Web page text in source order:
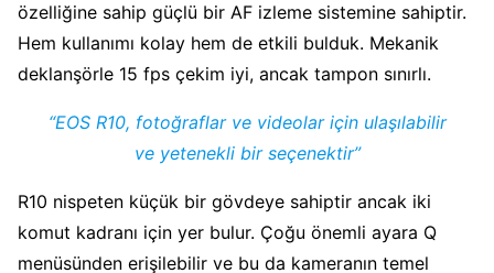
özelliğine sahip güçlü bir AF izleme sistemine sahiptir.
Hem kullanımı kolay hem de etkili bulduk. Mekanik
deklanşörle 15 fps çekim iyi, ancak tampon sınırlı.
“EOS R10, fotoğraflar ve videolar için ulaşılabilir
ve yetenekli bir seçenektir”
R10 nispeten küçük bir gövdeye sahiptir ancak iki
komut kadranı için yer bulur. Çoğu önemli ayara Q
menüsünden erişilebilir ve bu da kameranın temel